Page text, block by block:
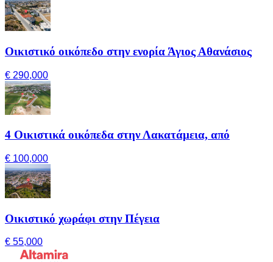
Οικιστικό οικόπεδο στην ενορία Άγιος Αθανάσιος
€ 290,000
4 Οικιστικά οικόπεδα στην Λακατάμεια, από
€ 100,000
Οικιστικό χωράφι στην Πέγεια
€ 55,000